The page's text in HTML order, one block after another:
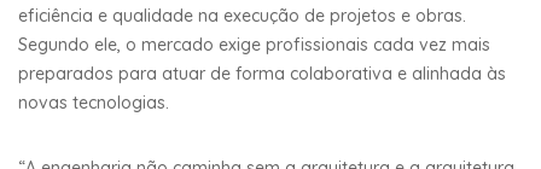
eficiência e qualidade na execução de projetos e obras.
Segundo ele, o mercado exige profissionais cada vez mais
preparados para atuar de forma colaborativa e alinhada às
novas tecnologias.